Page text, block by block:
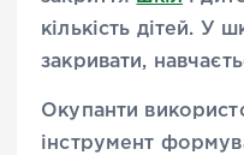
кількість дітей. У
закривати,
Окупанти
інструмент